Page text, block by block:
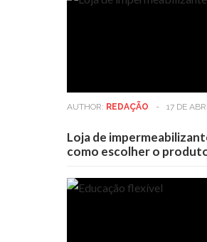
AUTHOR: REDAÇÃO - 17 DE
Loja de
como escolher o